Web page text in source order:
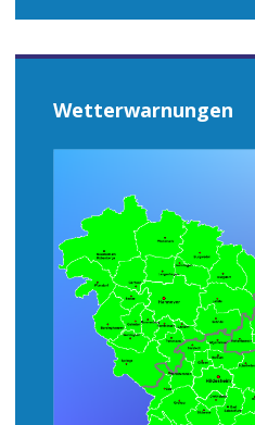
Wetterwarnungen